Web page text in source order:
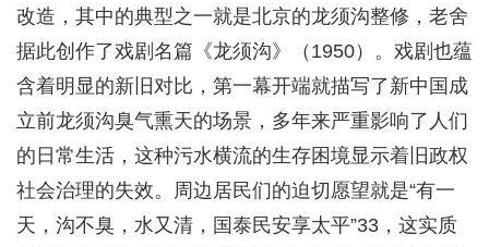
改造，其中的典型之一就是北京的龙须沟整修，老舍
据此创作了戏剧名篇《龙须沟》（1950）。戏剧也蕴
含着明显的新旧对比，第一幕开端就描写了新中国成
立前龙须沟臭气熏天的场景，多年来严重影响了人们
的日常生活，这种污水横流的生存困境显示着旧政权
社会治理的失效。周边居民们的迫切愿望就是“有一
天，沟不臭，水又清，国泰民安享太平”33，这实质